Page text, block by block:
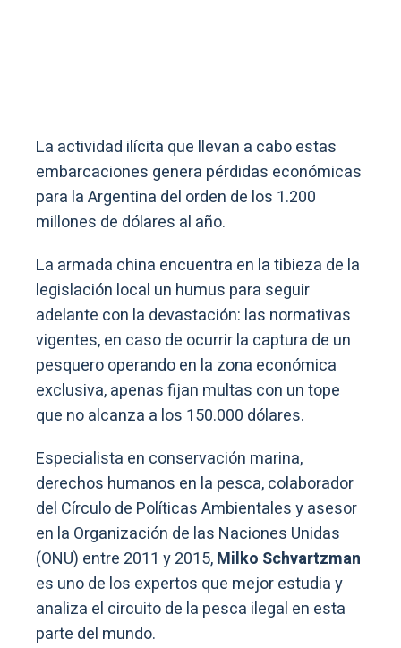
La actividad ilícita que llevan a cabo estas
embarcaciones genera pérdidas económicas
para la Argentina del orden de los 1.200
millones de dólares al año.
La armada china encuentra en la tibieza de la
legislación local un humus para seguir
adelante con la devastación: las normativas
vigentes, en caso de ocurrir la captura de un
pesquero operando en la zona económica
exclusiva, apenas fijan multas con un tope
que no alcanza a los 150.000 dólares.
Especialista en conservación marina,
derechos humanos en la pesca, colaborador
del Círculo de Políticas Ambientales y asesor
en la Organización de las Naciones Unidas
(ONU) entre 2011 y 2015,Milko Schvartzman
es uno de los expertos que mejor estudia y
analiza el circuito de la pesca ilegal en esta
parte del mundo.